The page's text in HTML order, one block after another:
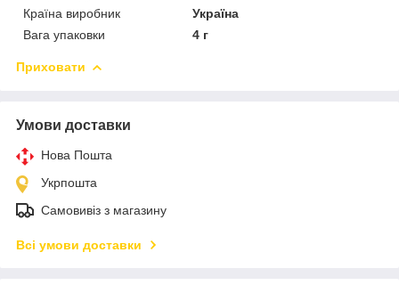
Країна виробник
Україна
Вага упаковки
4 г
Приховати
Умови доставки
Нова Пошта
Укрпошта
Самовивіз з магазину
Всі умови доставки